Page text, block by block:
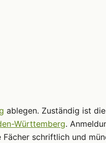
ablegen. Zuständig ist die
Württemberg.
schriftlich und